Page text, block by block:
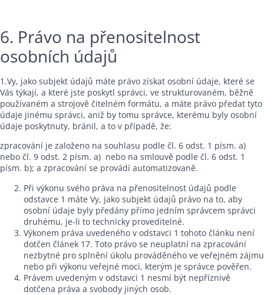
6. Právo na přenositelnost
osobních údajů
1.Vy, jako subjekt údajů máte právo získat osobní údaje, které se
Vás týkají, a které jste poskytl správci, ve strukturovaném, běžně
používaném a strojově čitelném formátu, a máte právo předat tyto
údaje jinému správci, aniž by tomu správce, kterému byly osobní
údaje poskytnuty, bránil, a to v případě, že:
zpracování je založeno na souhlasu podle čl. 6 odst. 1 písm. a)
nebo čl. 9 odst. 2 písm. a) nebo na smlouvě podle čl. 6 odst. 1
písm. b); a zpracování se provádí automatizovaně.
Při výkonu svého práva na přenositelnost údajů podle
odstavce 1 máte Vy, jako subjekt údajů právo na to, aby
osobní údaje byly předány přímo jedním správcem správci
druhému, je-li to technicky proveditelné.
Výkonem práva uvedeného v odstavci 1 tohoto článku není
dotčen článek 17. Toto právo se neuplatní na zpracování
nezbytné pro splnění úkolu prováděného ve veřejném zájmu
nebo při výkonu veřejné moci, kterým je správce pověřen.
Právem uvedeným v odstavci 1 nesmí být nepříznivě
dotčena práva a svobody jiných osob.